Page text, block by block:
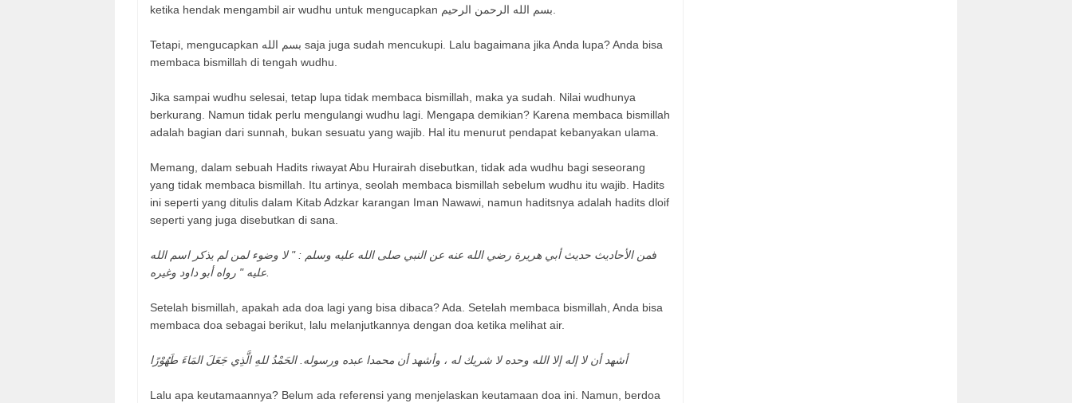
ketika hendak mengambil air wudhu untuk mengucapkan بسم الله الرحمن الرحيم.
Tetapi, mengucapkan بسم الله saja juga sudah mencukupi. Lalu bagaimana jika Anda lupa? Anda bisa
membaca bismillah di tengah wudhu.
Jika sampai wudhu selesai, tetap lupa tidak membaca bismillah, maka ya sudah. Nilai wudhunya
berkurang. Namun tidak perlu mengulangi wudhu lagi. Mengapa demikian? Karena membaca bismillah
adalah bagian dari sunnah, bukan sesuatu yang wajib. Hal itu menurut pendapat kebanyakan ulama.
Memang, dalam sebuah Hadits riwayat Abu Hurairah disebutkan, tidak ada wudhu bagi seseorang
yang tidak membaca bismillah. Itu artinya, seolah membaca bismillah sebelum wudhu itu wajib. Hadits
ini seperti yang ditulis dalam Kitab Adzkar karangan Iman Nawawi, namun haditsnya adalah hadits dloif
seperti yang juga disebutkan di sana.
فمن الأحاديث حديث أبي هريرة رضي الله عنه عن النبي صلى الله عليه وسلم : " لا وضوء لمن لم يذكر اسم الله
عليه " رواه أبو داود وغيره.
Setelah bismillah, apakah ada doa lagi yang bisa dibaca? Ada. Setelah membaca bismillah, Anda bisa
membaca doa sebagai berikut, lalu melanjutkannya dengan doa ketika melihat air.
أشهد أن لا إله إلا الله وحده لا شريك له ، وأشهد أن محمدا عبده ورسوله. الحَمْدُ للهِ الَّذِي جَعَلَ المَاءَ طَهُوْرًا
Lalu apa keutamaannya? Belum ada referensi yang menjelaskan keutamaan doa ini. Namun, berdoa